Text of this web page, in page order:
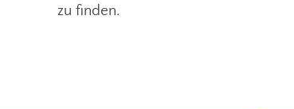
zu finden.